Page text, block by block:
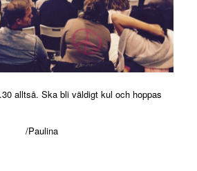
alltså. Ska bli väldigt kul och hoppas
/Paulina